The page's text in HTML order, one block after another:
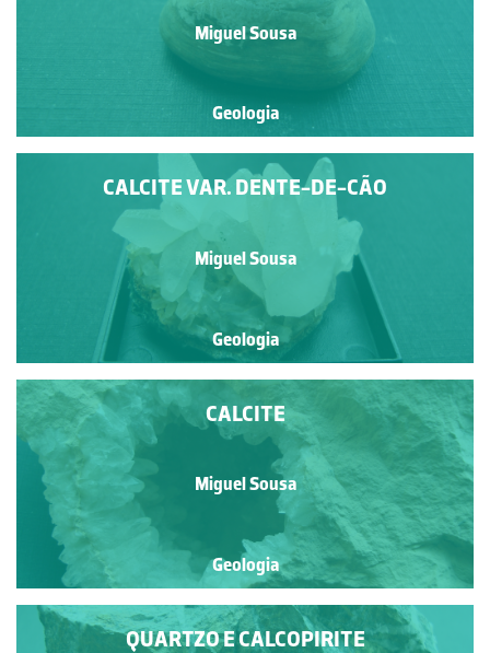
Miguel Sousa
Geologia
CALCITE VAR. DENTE-DE-CÃO
Miguel Sousa
Geologia
CALCITE
Miguel Sousa
Geologia
QUARTZO E CALCOPIRITE